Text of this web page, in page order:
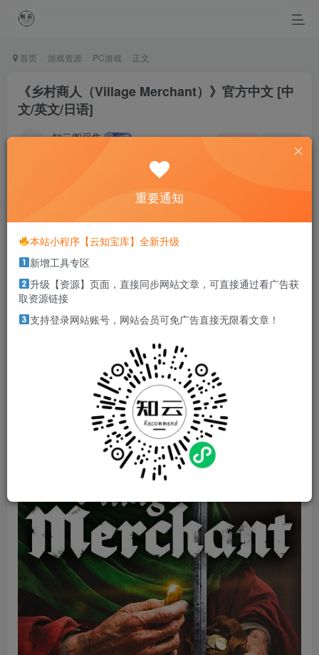
首页 游戏资源 PC游戏 正文
《乡村商人（Village Merchant）》官方中文 [中
文/英文/日语]
知云阁采集
Love begins with a smile, grows with a kiss and ends with
爱，起于微笑，浓于亲吻，逝于泪水
本站部分资源打包为压缩包以方便分享，涉及较多
解压密码，如果你下载的资源需要解压密码，请点
击解压密码
重要通知
本站小程序【云知宝库】全新升级
新增工具专区
升级【资源】页面，直接同步网站文章，可直接通过看广告获
取资源链接
支持登录网站账号，网站会员可免广告直接无限看文章！